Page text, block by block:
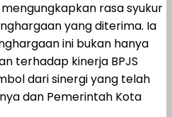
rasa syukur
yang diterima. Ia
ini bukan hanya
terhadap kinerja BPJS
dari sinergi yang telah
dan Pemerintah Kota